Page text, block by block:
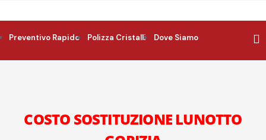
Preventivo Rapido Polizza Cristalli Dove Siamo
COSTO SOSTITUZIONE LUNOTTO